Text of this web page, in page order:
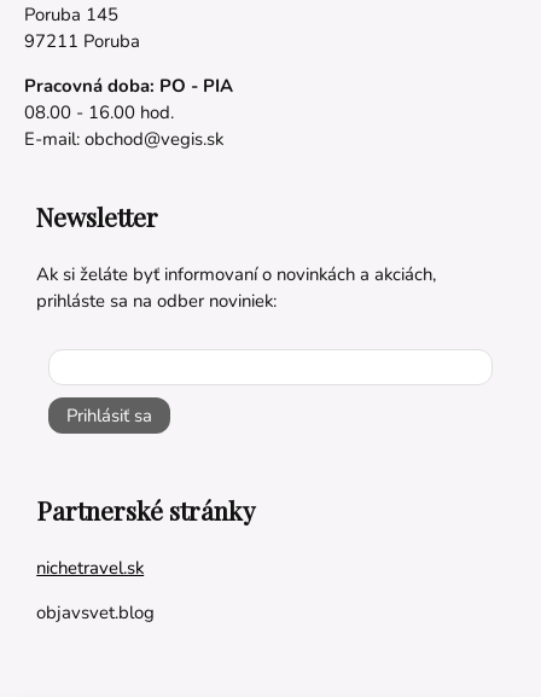
Poruba 145
97211 Poruba
Pracovná doba: PO - PIA
08.00 - 16.00 hod.
E-mail: obchod@vegis.sk
Newsletter
Ak si želáte byť informovaní o novinkách a akciách,
prihláste sa na odber noviniek:
Prihlásiť sa
Partnerské stránky
nichetravel.sk
objavsvet.blog